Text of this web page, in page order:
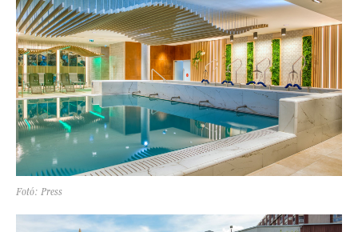
Fotó: Press